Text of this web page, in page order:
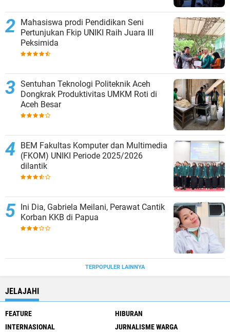
Mahasiswa prodi Pendidikan Seni
Pertunjukan Fkip UNIKI Raih Juara III
Peksimida
Sentuhan Teknologi Politeknik Aceh
Dongkrak Produktivitas UMKM Roti di
Aceh Besar
BEM Fakultas Komputer dan Multimedia
(FKOM) UNIKI Periode 2025/2026
dilantik
Ini Dia, Gabriela Meilani, Perawat Cantik
Korban KKB di Papua
TERPOPULER LAINNYA
JELAJAHI
FEATURE
HIBURAN
INTERNASIONAL
JURNALISME WARGA